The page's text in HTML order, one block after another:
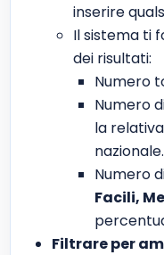
inserire
Il sistema ti
dei risultati:
Numero
Numero
la
nazionale.
Numero
Facili,
Filtrare per